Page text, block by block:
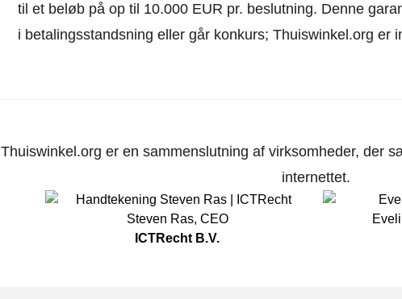
til et beløb på op til 10.000 EUR pr. beslutning. Denne
i betalingsstandsning eller går konkurs; Thuiswinkel.org er
Thuiswinkel.org er en sammenslutning af virksomheder, der
internettet.
Steven Ras, CEO
ICTRecht B.V.